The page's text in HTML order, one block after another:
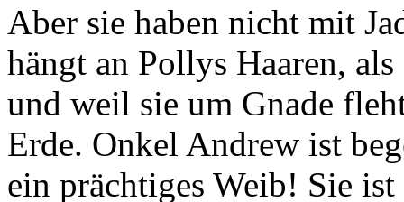
Aber sie haben nicht mit
hängt an Pollys Haaren,
und weil sie um Gnade
Erde. Onkel Andrew ist
ein prächtiges Weib! Sie